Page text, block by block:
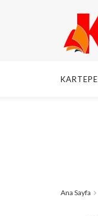
Ana Sayfa